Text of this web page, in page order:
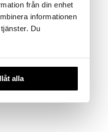
från din enhet
informationen
Du
alla